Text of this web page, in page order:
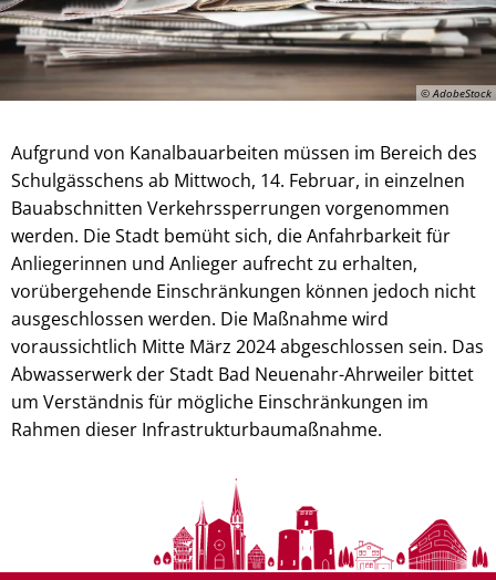
© AdobeStock
Aufgrund von Kanalbauarbeiten müssen im Bereich des
Schulgässchens ab Mittwoch, 14. Februar, in einzelnen
Bauabschnitten Verkehrssperrungen vorgenommen
werden. Die Stadt bemüht sich, die Anfahrbarkeit für
Anliegerinnen und Anlieger aufrecht zu erhalten,
vorübergehende Einschränkungen können jedoch nicht
ausgeschlossen werden. Die Maßnahme wird
voraussichtlich Mitte März 2024 abgeschlossen sein. Das
Abwasserwerk der Stadt Bad Neuenahr-Ahrweiler bittet
um Verständnis für mögliche Einschränkungen im
Rahmen dieser Infrastrukturbaumaßnahme.